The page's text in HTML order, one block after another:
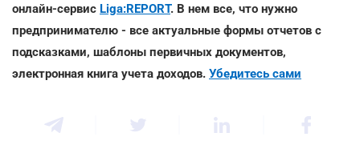
онлайн-сервис Liga:REPORT. В нем все, что нужно
предпринимателю - все актуальные формы отчетов с
подсказками, шаблоны первичных документов,
электронная книга учета доходов. Убедитесь сами